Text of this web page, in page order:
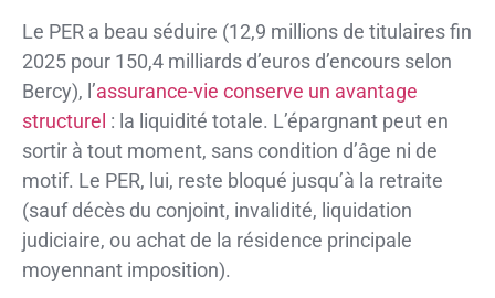
Le PER a beau séduire (12,9 millions de titulaires fin
2025 pour 150,4 milliards d’euros d’encours selon
Bercy), l’assurance-vie conserve un avantage
structurel : la liquidité totale. L’épargnant peut en
sortir à tout moment, sans condition d’âge ni de
motif. Le PER, lui, reste bloqué jusqu’à la retraite
(sauf décès du conjoint, invalidité, liquidation
judiciaire, ou achat de la résidence principale
moyennant imposition).